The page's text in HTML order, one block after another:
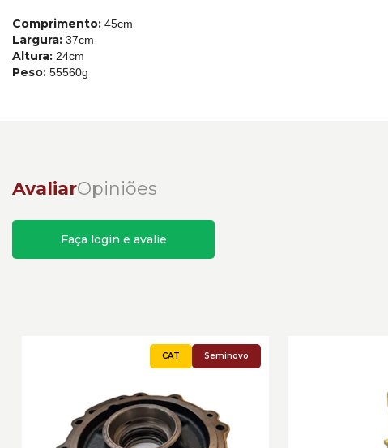
Comprimento: 45cm
Largura: 37cm
Altura: 24cm
Peso: 55560g
AvaliarOpiniões
Faça login e avalie
Seminovo